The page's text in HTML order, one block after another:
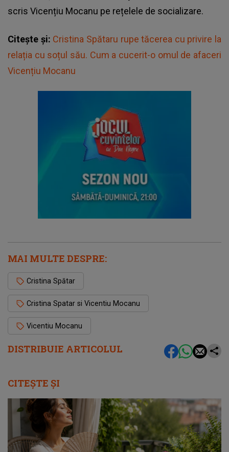
DISTRIBUIE ARTICOLUL
scris Vicențiu Mocanu pe rețelele de socializare.
Citește și: Cristina Spătaru rupe tăcerea cu privire la
relația cu soțul său. Cum a cucerit-o omul de afaceri
Vicențiu Mocanu
MAI MULTE DESPRE:
Cristina Spătar
Cristina Spatar si Vicentiu Mocanu
Vicentiu Mocanu
CITEȘTE ȘI